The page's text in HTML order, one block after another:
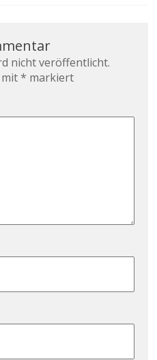
nicht veröffentlicht.
mit* markiert